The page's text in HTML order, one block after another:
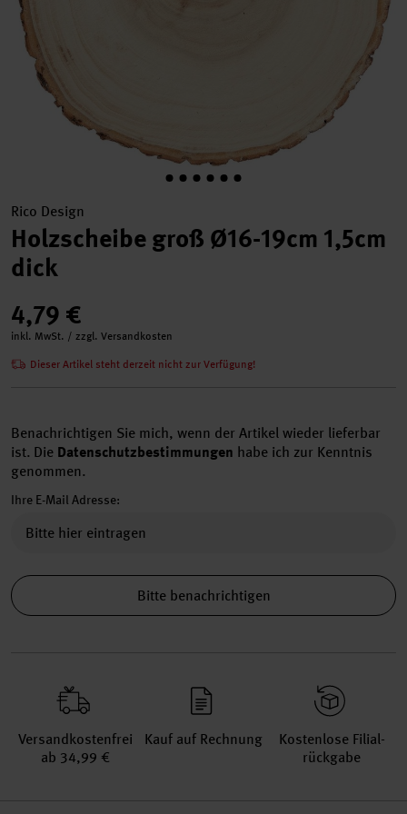
Rico Design
Holzscheibe groß Ø16-19cm 1,5cm
dick
4,79 €
inkl. MwSt. / zzgl. Versandkosten
Dieser Artikel steht derzeit nicht zur Verfügung!
Benachrichtigen Sie mich, wenn der Artikel wieder lieferbar
ist. Die Datenschutzbestimmungen habe ich zur Kenntnis
genommen.
Ihre E-Mail Adresse:
Bitte benachrichtigen
Versand­kosten­frei
ab 34,99 €
Kauf auf Rechnung
Kosten­lose Filial­
rückgabe